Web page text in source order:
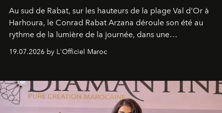
Au sud de Rabat, sur les hauteurs de la plage Val d'Or à
Harhoura, le Conrad Rabat Arzana déroule son été au
rythme de la lumière de la journée, dans une
programmation pensée comme une succession de
rendez-vous avec l’océan.
19.07.2026 by L'Officiel Maroc